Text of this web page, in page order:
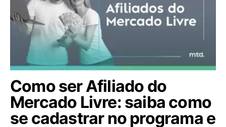
Como ser Afiliado do
Mercado Livre: saiba como
se cadastrar no programa e